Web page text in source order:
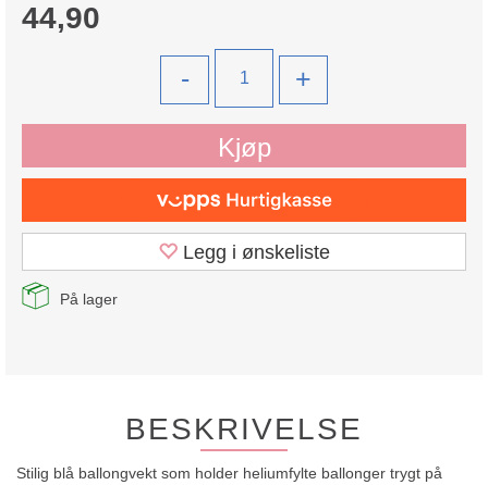
44,90
- +
Kjøp
Legg i ønskeliste
På lager
BESKRIVELSE
Stilig blå ballongvekt som holder heliumfylte ballonger trygt på